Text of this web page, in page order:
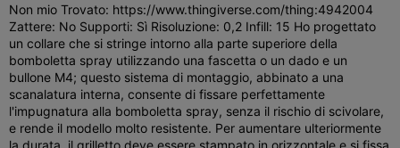
Non mio Trovato: https://www.thingiverse.com/thing:4942004
Zattere: No Supporti: Sì Risoluzione: 0,2 Infill: 15 Ho progettato
un collare che si stringe intorno alla parte superiore della
bomboletta spray utilizzando una fascetta o un dado e un
bullone M4; questo sistema di montaggio, abbinato a una
scanalatura interna, consente di fissare perfettamente
l'impugnatura alla bomboletta spray, senza il rischio di scivolare,
e rende il modello molto resistente. Per aumentare ulteriormente
la durata, il grilletto deve essere stampato in orizzontale e si fissa